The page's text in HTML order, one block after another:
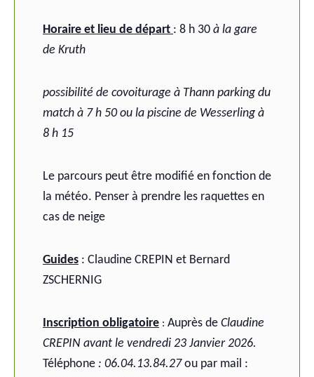
Horaire et lieu de départ : 8 h 30 à la gare
de Kruth
possibilité de covoiturage à Thann parking du
match à 7 h 50 ou la piscine de Wesserling à
8 h 15
Le parcours peut être modifié en fonction de
la météo. Penser à prendre les raquettes en
cas de neige
Guides : Claudine CREPIN et Bernard
ZSCHERNIG
Inscription obligatoire : Auprès de Claudine
CREPIN avant le vendredi 23 Janvier 2026.
Téléphone : 06.04.13.84.27ou par mail :